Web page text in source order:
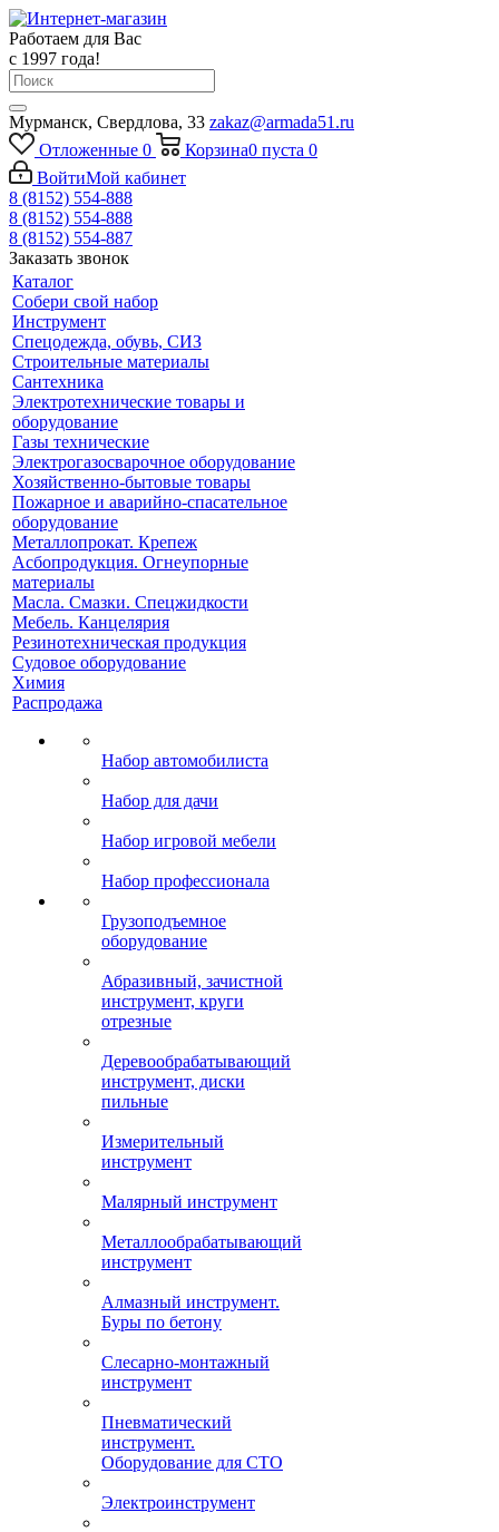
Работаем для Вас
с 1997 года!
Мурманск, Свердлова, 33 zakaz@armada51.ru
Отложенные 0 Корзина0 пуста 0
ВойтиМой кабинет
8 (8152) 554-888
8 (8152) 554-888
8 (8152) 554-887
Заказать звонок
Каталог
Собери свой набор
Инструмент
Спецодежда, обувь, СИЗ
Строительные материалы
Сантехника
Электротехнические товары и
оборудование
Газы технические
Электрогазосварочное оборудование
Хозяйственно-бытовые товары
Пожарное и аварийно-спасательное
оборудование
Металлопрокат. Крепеж
Асбопродукция. Огнеупорные
материалы
Масла. Смазки. Спецжидкости
Мебель. Канцелярия
Резинотехническая продукция
Судовое оборудование
Химия
Распродажа
Набор автомобилиста
Набор для дачи
Набор игровой мебели
Набор профессионала
Грузоподъемное
оборудование
Абразивный, зачистной
инструмент, круги
отрезные
Деревообрабатывающий
инструмент, диски
пильные
Измерительный
инструмент
Малярный инструмент
Металлообрабатывающий
инструмент
Алмазный инструмент.
Буры по бетону
Слесарно-монтажный
инструмент
Пневматический
инструмент.
Оборудование для СТО
Электроинструмент